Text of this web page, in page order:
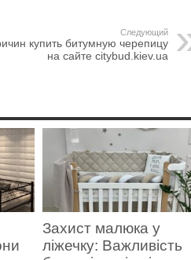
Следующий
купить битумную черепицу
на сайте citybud.kiev.ua
Захист малюка у
ліжечку: Важливість